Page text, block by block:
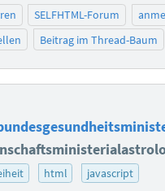
SELFHTML-Forum
Beitrag im Thread-Baum
html javascript